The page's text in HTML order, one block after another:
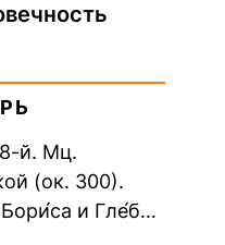
8-й. Мц.
(ок. 300).
и Гле́ба,